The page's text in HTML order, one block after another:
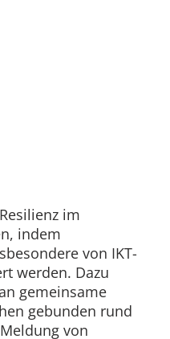
im
indem
von IKT-
werden. Dazu
gemeinsame
gebunden rund
von